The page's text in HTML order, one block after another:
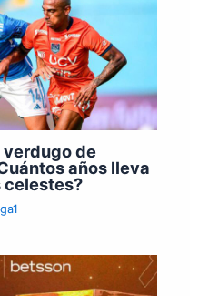
verdugo de
años lleva
celestes?